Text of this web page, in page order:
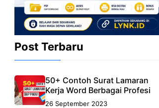
Post Terbaru
50+ Contoh Surat Lamaran
Kerja Word Berbagai Profesi
26 September 2023